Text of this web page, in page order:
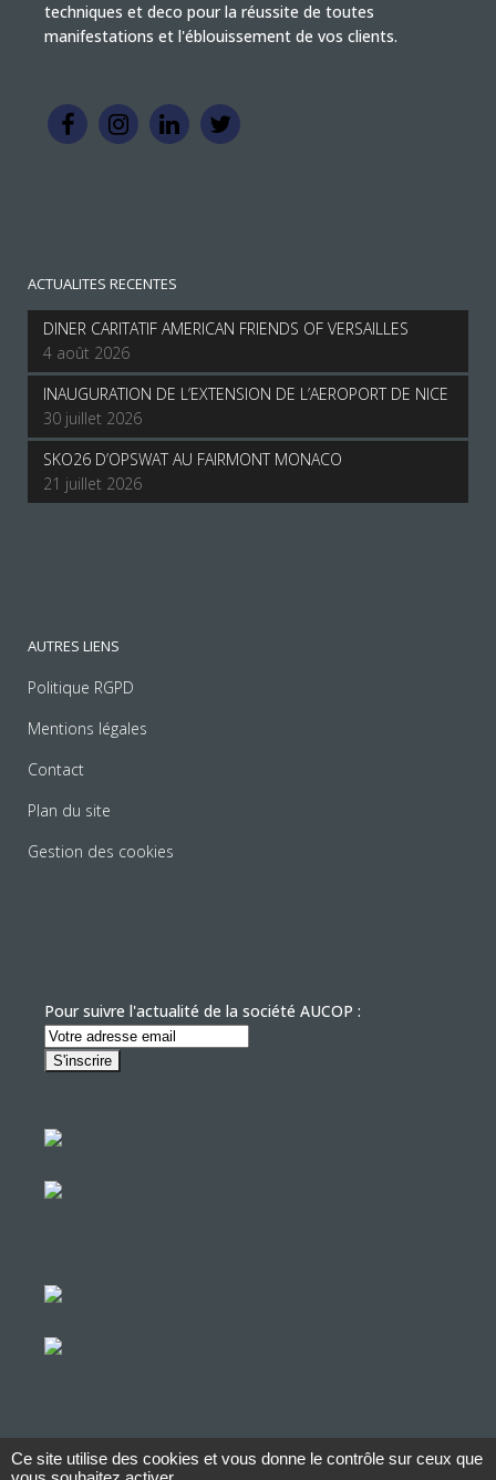
techniques et deco pour la réussite de toutes
manifestations et l'éblouissement de vos clients.
ACTUALITES RECENTES
DINER CARITATIF AMERICAN FRIENDS OF VERSAILLES
4 août 2026
INAUGURATION DE L’EXTENSION DE L’AEROPORT DE NICE
30 juillet 2026
SKO26 D’OPSWAT AU FAIRMONT MONACO
21 juillet 2026
AUTRES LIENS
Politique RGPD
Mentions légales
Contact
Plan du site
Gestion des cookies
Pour suivre l'actualité de la société AUCOP :
Ce site utilise des cookies et vous donne le contrôle sur ceux que